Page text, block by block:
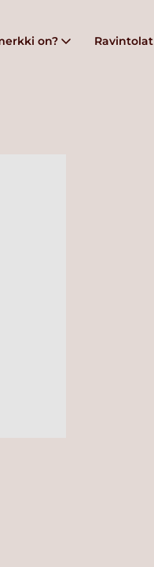
on? Ravintolat